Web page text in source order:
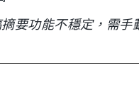
要功能不穩定，需手